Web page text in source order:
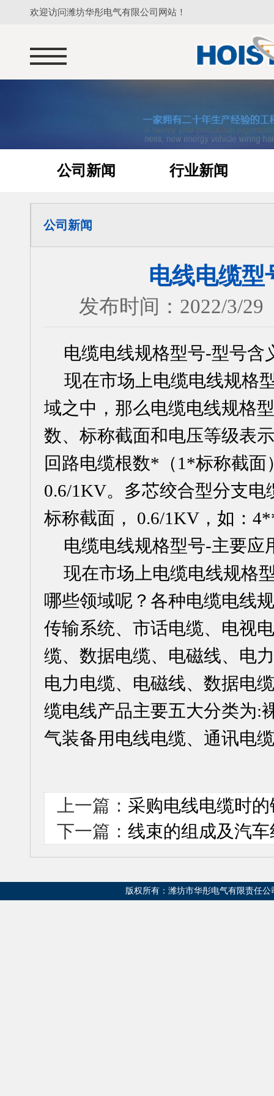
欢迎访问潍坊华彤电气有限公司网站！
公司新闻 行业新闻
公司新闻
电线电缆型
发布时间：2022/3/
电缆电线规格型号-型号含
现在市场上电缆电线规格
域之中，那么电缆电线规格
数、标称截面和电压等级表
回路电缆根数*（1*标称截面
0.6/1KV。多芯绞合型分支
标称截面， 0.6/1KV，如：
电缆电线规格型号-主要应
现在市场上电缆电线规格
哪些领域呢？各种电缆电线
传输系统、市话电缆、电视
缆、数据电缆、电磁线、电
电力电缆、电磁线、数据电
缆电线产品主要五大分类为:
气装备用电线电缆、通讯电
上一篇： 采购电线电缆时
下一篇： 线束的组成及汽
版权所有：潍坊市华彤电气有限责